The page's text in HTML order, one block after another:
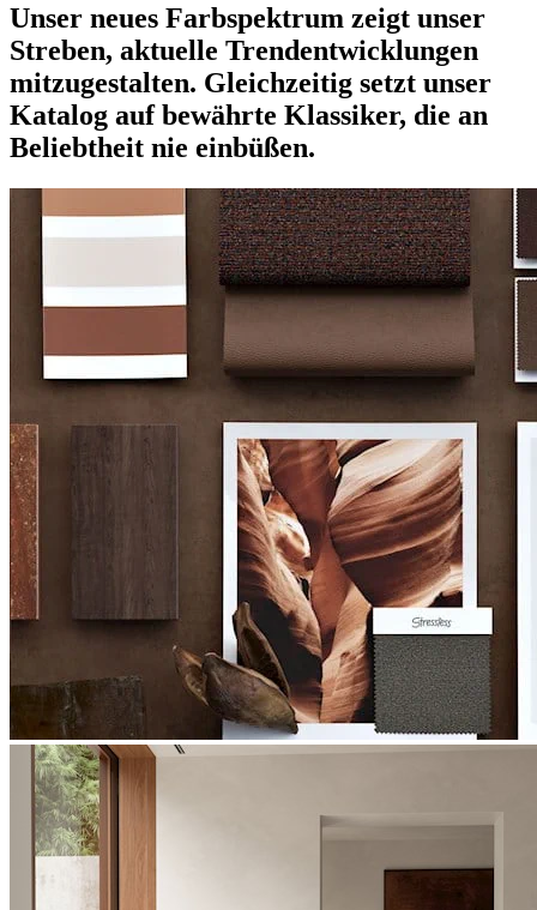
Unser neues Farbspektrum zeigt unser
Streben, aktuelle Trendentwicklungen
mitzugestalten. Gleichzeitig setzt unser
Katalog auf bewährte Klassiker, die an
Beliebtheit nie einbüßen.